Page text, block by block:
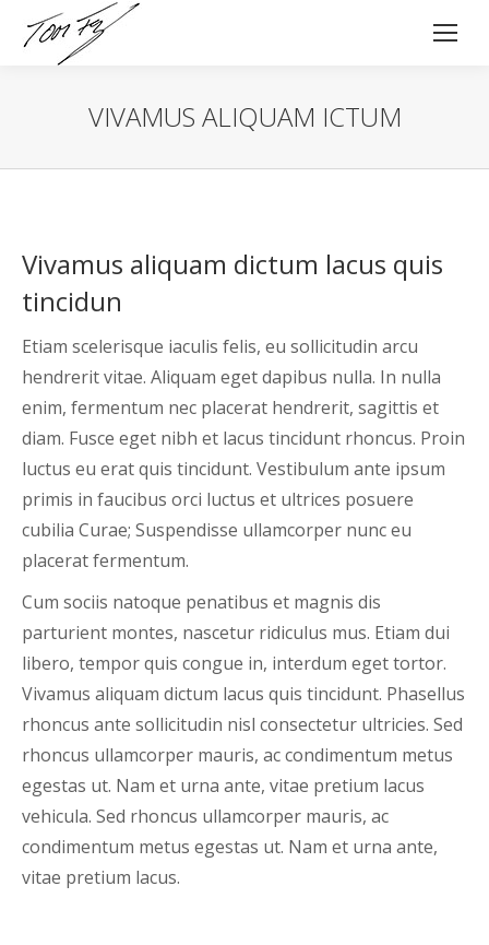
VIVAMUS ALIQUAM ICTUM
Vivamus aliquam dictum lacus quis
tincidun
Etiam scelerisque iaculis felis, eu sollicitudin arcu
hendrerit vitae. Aliquam eget dapibus nulla. In nulla
enim, fermentum nec placerat hendrerit, sagittis et
diam. Fusce eget nibh et lacus tincidunt rhoncus. Proin
luctus eu erat quis tincidunt. Vestibulum ante ipsum
primis in faucibus orci luctus et ultrices posuere
cubilia Curae; Suspendisse ullamcorper nunc eu
placerat fermentum.
Cum sociis natoque penatibus et magnis dis
parturient montes, nascetur ridiculus mus. Etiam dui
libero, tempor quis congue in, interdum eget tortor.
Vivamus aliquam dictum lacus quis tincidunt. Phasellus
rhoncus ante sollicitudin nisl consectetur ultricies. Sed
rhoncus ullamcorper mauris, ac condimentum metus
egestas ut. Nam et urna ante, vitae pretium lacus
vehicula. Sed rhoncus ullamcorper mauris, ac
condimentum metus egestas ut. Nam et urna ante,
vitae pretium lacus.